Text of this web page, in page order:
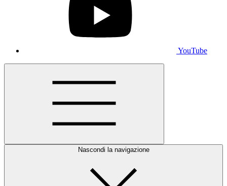
YouTube
Nascondi la navigazione